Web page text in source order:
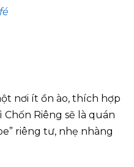
nơi ít ồn ào, thích hợp
Riêng sẽ là quán
riêng tư, nhẹ nhàng